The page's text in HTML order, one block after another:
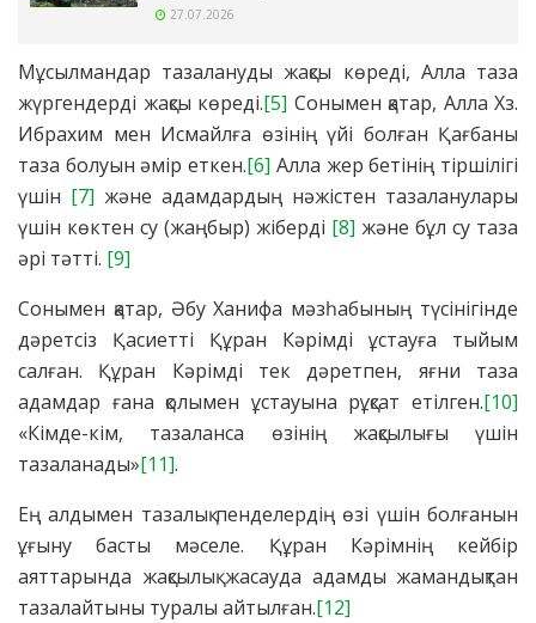
27.07.2026
Мұсылмандар тазалануды жақсы көреді, Алла таза
жүргендерді жақсы көреді.[5] Сонымен қатар, Алла Хз.
Ибрахим мен Исмайлға өзінің үйі болған Қағбаны
таза болуын әмір еткен.[6] Алла жер бетінің тіршілігі
үшін [7] және адамдардың нәжістен тазаланулары
үшін көктен су (жаңбыр) жіберді [8] және бұл су таза
әрі тәтті. [9]
Сонымен қатар, Әбу Ханифа мәзһабының түсінігінде
дәретсіз Қасиетті Құран Кәрімді ұстауға тыйым
салған. Құран Кәрімді тек дәретпен, яғни таза
адамдар ғана қолымен ұстауына рұқсат етілген.[10]
«Кімде-кім, тазаланса өзінің жақсылығы үшін
тазаланады»[11].
Ең алдымен тазалық пенделердің өзі үшін болғанын
ұғыну басты мәселе. Құран Кәрімнің кейбір
аяттарында жақсылық жасауда адамды жамандықтан
тазалайтыны туралы айтылған.[12]